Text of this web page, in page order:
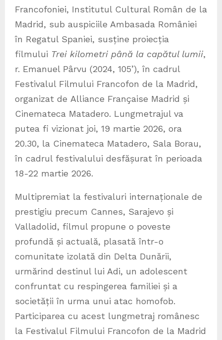
Francofoniei, Institutul Cultural Român de la
Madrid, sub auspiciile Ambasada României
în Regatul Spaniei, susține proiecția
filmului Trei kilometri până la capătul lumii,
r. Emanuel Pârvu (2024, 105’), în cadrul
Festivalul Filmului Francofon de la Madrid,
organizat de Alliance Française Madrid și
Cinemateca Matadero. Lungmetrajul va
putea fi vizionat joi, 19 martie 2026, ora
20.30, la Cinemateca Matadero, Sala Borau,
în cadrul festivalului desfășurat în perioada
18-22 martie 2026.
Multipremiat la festivaluri internaționale de
prestigiu precum Cannes, Sarajevo și
Valladolid, filmul propune o poveste
profundă și actuală, plasată într-o
comunitate izolată din Delta Dunării,
urmărind destinul lui Adi, un adolescent
confruntat cu respingerea familiei și a
societății în urma unui atac homofob.
Participarea cu acest lungmetraj românesc
la Festivalul Filmului Francofon de la Madrid